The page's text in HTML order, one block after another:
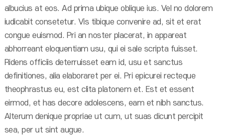
albucius at eos. Ad prima ubique oblique ius. Vel no dolorem
iudicabit consetetur. Vis tibique convenire ad, sit et erat
congue euismod. Pri an noster placerat, in appareat
abhorreant eloquentiam usu, qui ei sale scripta fuisset.
Ridens officiis deterruisset eam id, usu et sanctus
definitiones, alia elaboraret per ei. Pri epicurei recteque
theophrastus eu, est clita platonem et. Est et essent
eirmod, et has decore adolescens, eam et nibh sanctus.
Alterum denique propriae ut cum, ut suas dicunt percipit
sea, per ut sint augue.